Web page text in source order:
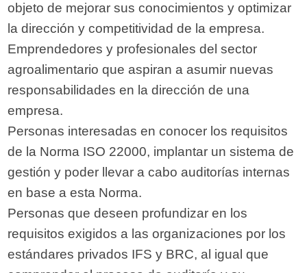
objeto de mejorar sus conocimientos y optimizar
la dirección y competitividad de la empresa.
Emprendedores y profesionales del sector
agroalimentario que aspiran a asumir nuevas
responsabilidades en la dirección de una
empresa.
Personas interesadas en conocer los requisitos
de la Norma ISO 22000, implantar un sistema de
gestión y poder llevar a cabo auditorías internas
en base a esta Norma.
Personas que deseen profundizar en los
requisitos exigidos a las organizaciones por los
estándares privados IFS y BRC, al igual que